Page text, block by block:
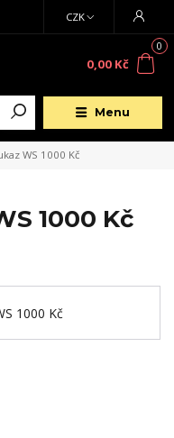
Menu
CZK
0
0,00 Kč
WS 1000 Kč
1000 Kč